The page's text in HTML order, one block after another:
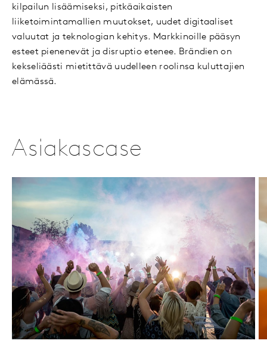
kilpailun lisäämiseksi, pitkäaikaisten
liiketoimintamallien muutokset, uudet digitaaliset
valuutat ja teknologian kehitys. Markkinoille pääsyn
esteet pienenevät ja disruptio etenee. Brändien on
kekseliäästi mietittävä uudelleen roolinsa kuluttajien
elämässä.
Asiakascase